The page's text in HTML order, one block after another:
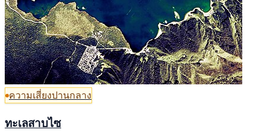
ความเสี่ยงปานกลาง
ทะเลสาบไซ